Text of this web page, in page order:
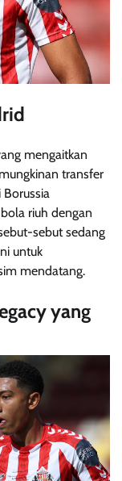
mengaitkan
transfer
Borussia
riuh dengan
sebut sedang
untuk
mendatang.
yang